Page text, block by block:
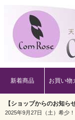
新着商品 お買い物
【ショップからのお知らせ
2025年9月27日（土）希少